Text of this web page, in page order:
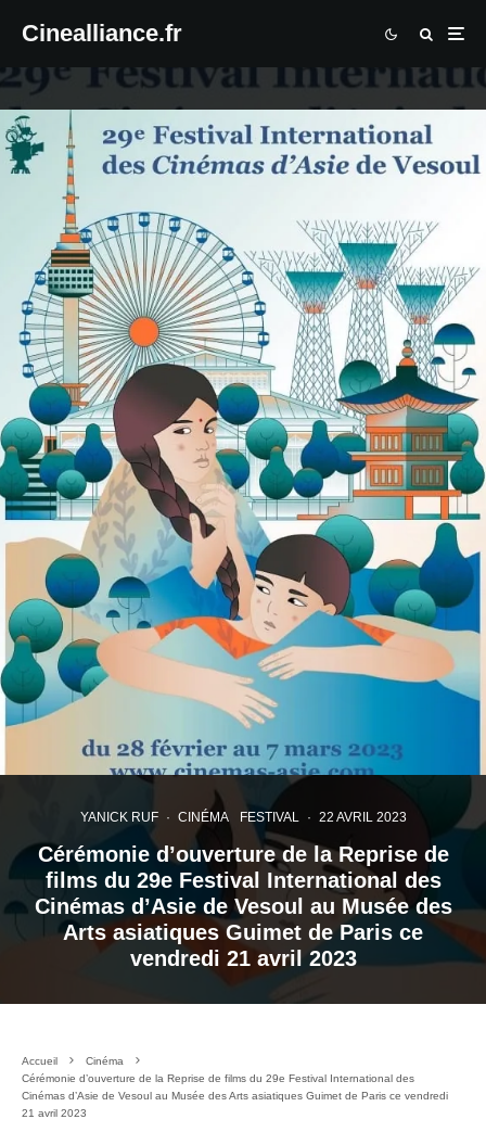
Cinealliance.fr
YANICK RUF · CINÉMA FESTIVAL · 22 AVRIL 2023
Cérémonie d’ouverture de la Reprise de
films du 29e Festival International des
Cinémas d’Asie de Vesoul au Musée des
Arts asiatiques Guimet de Paris ce
vendredi 21 avril 2023
Accueil
Cinéma
Cérémonie d’ouverture de la Reprise de films du 29e Festival International des
Cinémas d’Asie de Vesoul au Musée des Arts asiatiques Guimet de Paris ce vendredi
21 avril 2023